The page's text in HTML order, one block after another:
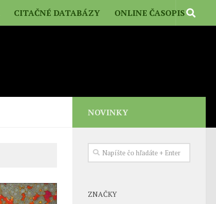
CITAČNÉ DATABÁZY ONLINE ČASOPIS
NOVINKY
ZNAČKY